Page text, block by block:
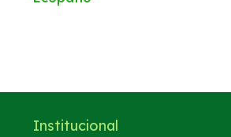
Institucional